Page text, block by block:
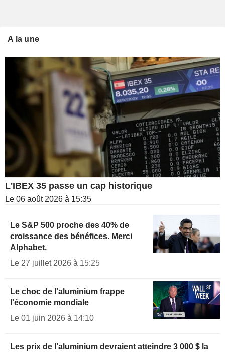
A la une
L'IBEX 35 passe un cap historique
Le 06 août 2026 à 15:35
Le S&P 500 proche des 40% de
croissance des bénéfices. Merci
Alphabet.
Le 27 juillet 2026 à 15:25
Le choc de l'aluminium frappe
l'économie mondiale
Le 01 juin 2026 à 14:10
Les prix de l'aluminium devraient atteindre 3 000 $ la